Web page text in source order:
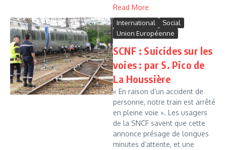
Read More
International
Social
Union Européenne
SCNF : Suicides sur les
voies : par S. Pico de
La Houssière
« En raison d’un accident de
personne, notre train est arrêté
en pleine voie ». Les usagers
de la SNCF savent que cette
annonce présage de longues
minutes d’attente, et une